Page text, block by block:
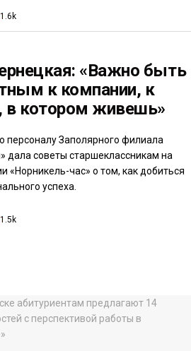
«Важно быть
к компании, к
в котором живешь»
персоналу Заполярного филиала
дала советы старшеклассникам на
«Норникель-час» о том, как добиться
успеха.